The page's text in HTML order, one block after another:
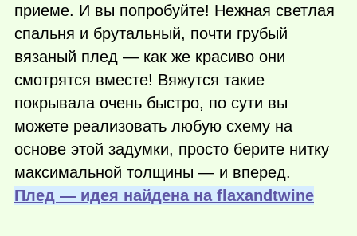
приеме. И вы попробуйте! Нежная светлая
спальня и брутальный, почти грубый
вязаный плед — как же красиво они
смотрятся вместе! Вяжутся такие
покрывала очень быстро, по сути вы
можете реализовать любую схему на
основе этой задумки, просто берите нитку
максимальной толщины — и вперед.
Плед — идея найдена на flaxandtwine